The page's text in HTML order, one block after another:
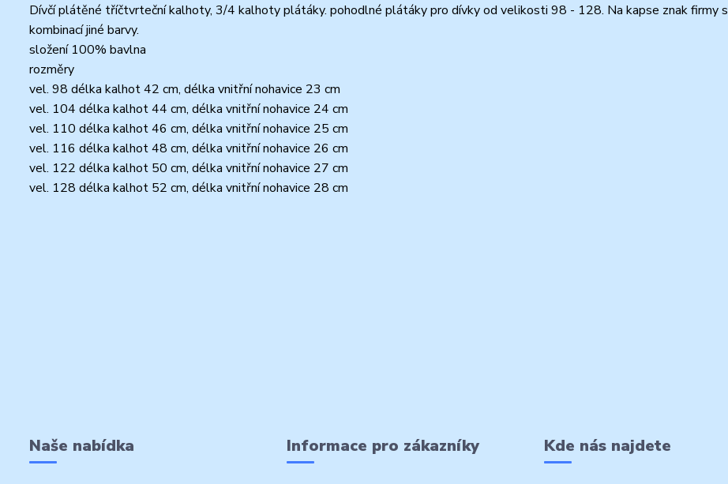
Dívčí plátěné tříčtvrteční kalhoty, 3/4 kalhoty plátáky. pohodlné plátáky pro dívky od velikosti 98 - 128. Na kapse znak firmy s
kombinací jiné barvy.
složení 100% bavlna
rozměry
vel. 98 délka kalhot 42 cm, délka vnitřní nohavice 23 cm
vel. 104 délka kalhot 44 cm, délka vnitřní nohavice 24 cm
vel. 110 délka kalhot 46 cm, délka vnitřní nohavice 25 cm
vel. 116 délka kalhot 48 cm, délka vnitřní nohavice 26 cm
vel. 122 délka kalhot 50 cm, délka vnitřní nohavice 27 cm
vel. 128 délka kalhot 52 cm, délka vnitřní nohavice 28 cm
Naše nabídka Informace pro zákazníky Kde nás najdete